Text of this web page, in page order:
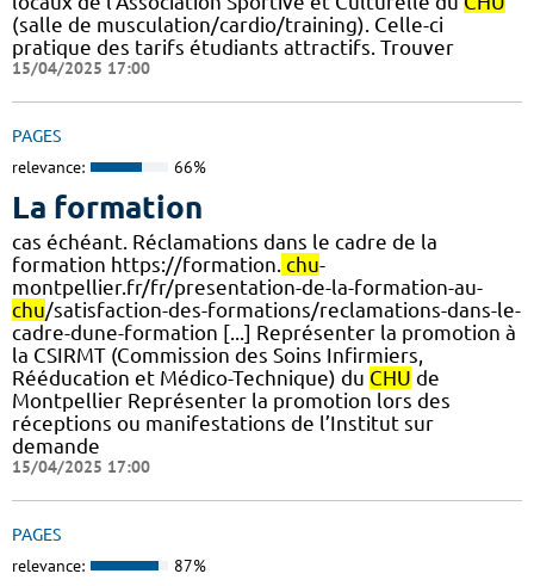
(salle de musculation/cardio/training). Celle-ci
pratique des tarifs étudiants attractifs. Trouver
15/04/2025 17:00
PAGES
relevance: 66%
La formation
cas échéant. Réclamations dans le cadre de la
formation https://formation. chu-
montpellier.fr/fr/presentation-de-la-formation-au-
chu/satisfaction-des-formations/reclamations-dans-le-
cadre-dune-formation [...] Représenter la promotion à
la CSIRMT (Commission des Soins Infirmiers,
Rééducation et Médico-Technique) du CHU de
Montpellier Représenter la promotion lors des
réceptions ou manifestations de l’Institut sur
demande
15/04/2025 17:00
PAGES
relevance: 87%